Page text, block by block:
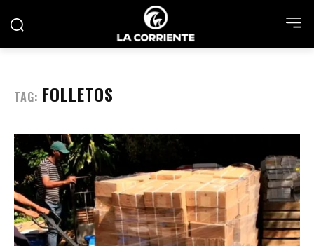
TAG: FOLLETOS